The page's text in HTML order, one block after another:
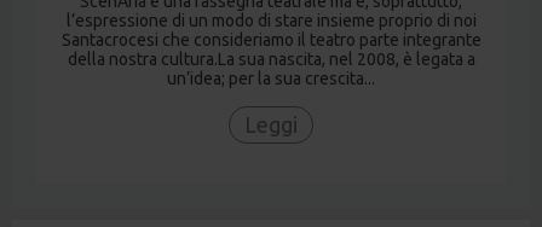
l’espressione di un modo di stare insieme proprio di noi
Santacrocesi che consideriamo il teatro parte integrante
della nostra cultura.La sua nascita, nel 2008, è legata a
un’idea; per la sua crescita...
Leggi